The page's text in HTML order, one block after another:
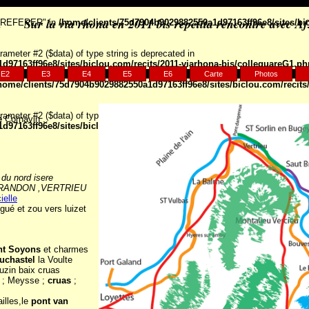
Cornavin ..
nord isere
, VERTRIEU
et zou vers luizet
Soyons et charmes
la Voulte
baix cruas
; Meysse ; cruas ;
pont van
Sur la via rhona en 2011 bis repetita rencontre avec
E2 E3 E4 E5 E6 Carte Photos
in /home/clients/75d7904b9029882550a1d97163ff96e8/sites/
#2 ($data) of type string is deprecated in
sites/biclou.com/recits/2011-viarhona-bis/
clients/75d7904b9029882550a1d97163ff96e8/sites/biclou.com/
#2 ($data) of type string is deprecated in
sites/biclou.com/recits/2011-viarhona-bis/